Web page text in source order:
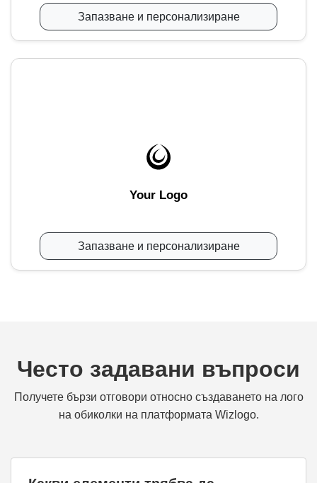
Запазване и персонализиране
Your Logo
Запазване и персонализиране
Често задавани въпроси
Получете бързи отговори относно създаването на лого
на обиколки на платформата Wizlogo.